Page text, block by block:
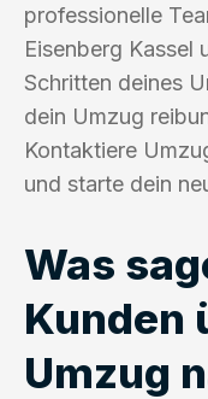
professionelle
Eisenberg Kassel
Schritten deines
dein Umzug
Kontaktiere
und starte dein
Was
Kunden
Umzug